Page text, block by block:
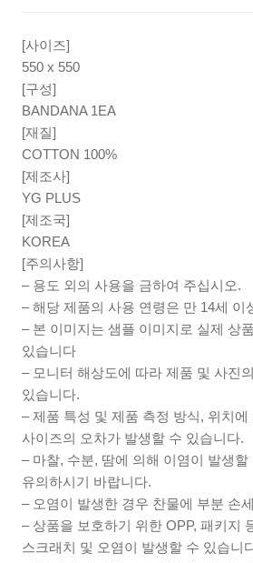
[사이즈]
550 x 550
[구성]
BANDANA 1EA
[재질]
COTTON 100%
[제조사]
YG PLUS
[제조국]
KOREA
[주의사항]
– 용도 외의 사용을 금하여 주십시오.
– 해당 제품의 사용 연령은 만 14세 이
– 본 이미지는 샘플 이미지로 실제 상
있습니다
– 모니터 해상도에 따라 제품 및 사진
있습니다.
– 제품 특성 및 제품 측정 방식, 위치에
사이즈의 오차가 발생할 수 있습니다.
– 마찰, 수분, 땀에 의해 이염이 발생할
유의하시기 바랍니다.
– 오염이 발생한 경우 찬물에 부분 손
– 상품을 보호하기 위한 OPP, 패키지
스크래치 및 오염이 발생할 수 있습니